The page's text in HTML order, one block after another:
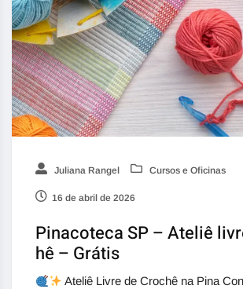
Juliana Rangel Cursos e Oficinas
16 de abril de 2026
Pinacoteca SP – Ateliê
hê – Grátis
Ateliê Livre de Crochê na Pina